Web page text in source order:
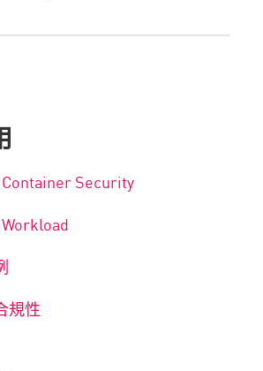
Security
規性